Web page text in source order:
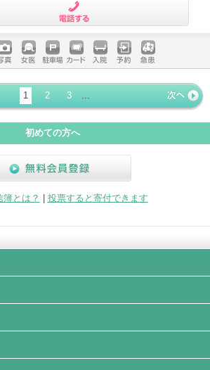
写真 女医 駐車場
クレジッ
トカード
入院 予約 急患
1 2 3
次ページ
»
初めての方へ
簿とは？
投票すると寄付できます